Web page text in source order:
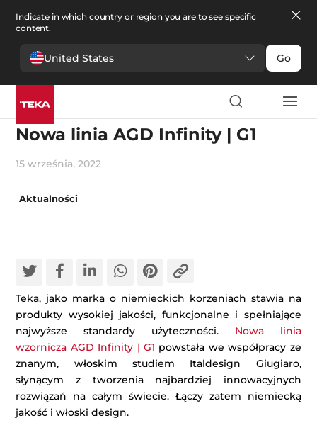
Indicate in which country or region you are to see specific
content.
United States Go
Innowacje
Nowa linia AGD Infinity | G1
15 września, 2022
Aktualności
Teka, jako marka o niemieckich korzeniach stawia na
produkty wysokiej jakości, funkcjonalne i spełniające
najwyższe standardy użyteczności. Nowa linia
wzornicza AGD Infinity | G1 powstała we współpracy ze
znanym, włoskim studiem Italdesign Giugiaro,
słynącym z tworzenia najbardziej innowacyjnych
rozwiązań na całym świecie. Łączy zatem niemiecką
jakość i włoski design.